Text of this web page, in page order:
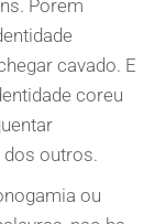
Porem
cavado. E
coreu
outros.
ou